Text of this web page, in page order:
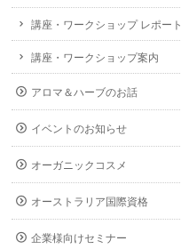
講座・ワークショップ レポート
講座・ワークショップ案内
アロマ＆ハーブのお話
イベントのお知らせ
オーガニックコスメ
オーストラリア国際資格
企業様向けセミナー